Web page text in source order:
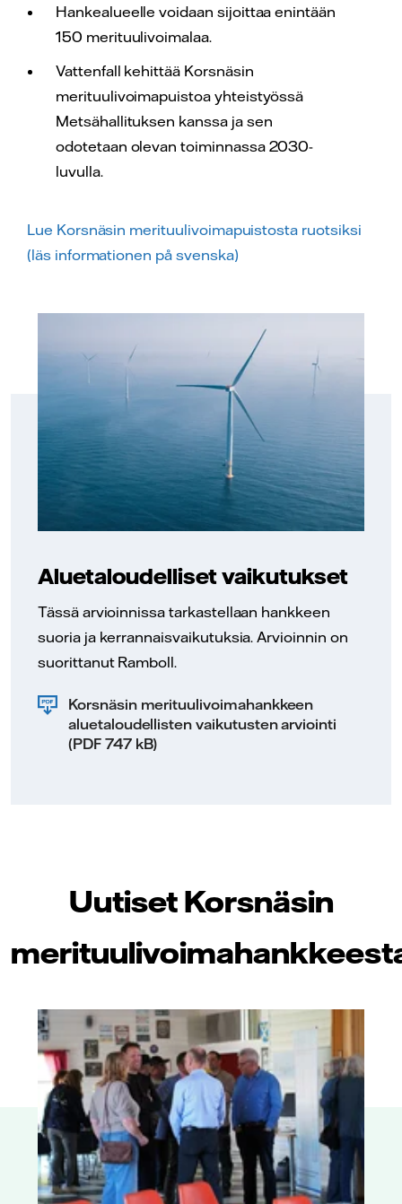
Hankealueelle voidaan sijoittaa enintään
150 merituulivoimalaa.
Vattenfall kehittää Korsnäsin
merituulivoimapuistoa yhteistyössä
Metsähallituksen kanssa ja sen
odotetaan olevan toiminnassa 2030-
luvulla.
Lue Korsnäsin merituulivoimapuistosta ruotsiksi
(läs informationen på svenska)
Aluetaloudelliset vaikutukset
Tässä arvioinnissa tarkastellaan hankkeen
suoria ja kerrannaisvaikutuksia. Arvioinnin on
suorittanut Ramboll.
Korsnäsin merituulivoimahankkeen
aluetaloudellisten vaikutusten arviointi
(PDF 747 kB)
Uutiset Korsnäsin